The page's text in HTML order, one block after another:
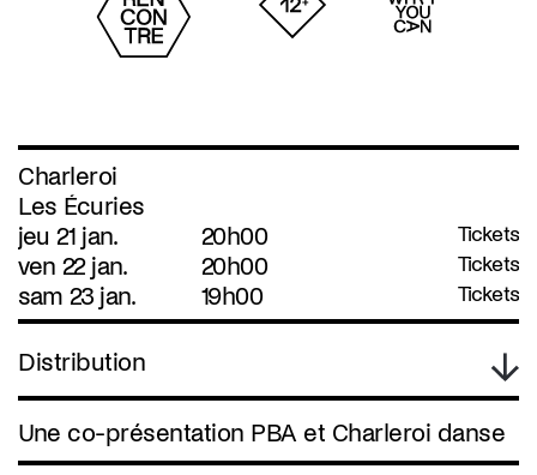
Charleroi
Les Écuries
jeu 21 jan.
20h00 Tickets
ven 22 jan. 20h00 Tickets
sam 23 jan. 19h00 Tickets
Distribution
Une co-présentation PBA et Charleroi danse